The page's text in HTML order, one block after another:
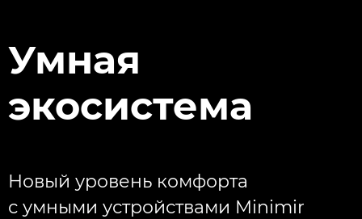
Умная
экосистема
Новый уровень комфорта
с умными устройствами Minimir